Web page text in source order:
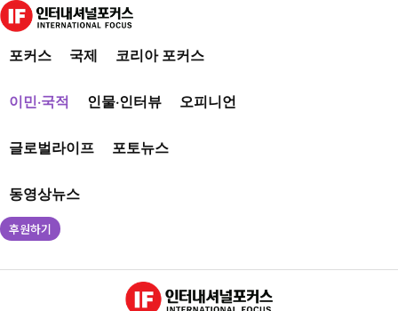
포커스 국제 코리아 포커스
이민·국적 인물·인터뷰 오피니언
글로벌라이프 포토뉴스
동영상뉴스
후원하기